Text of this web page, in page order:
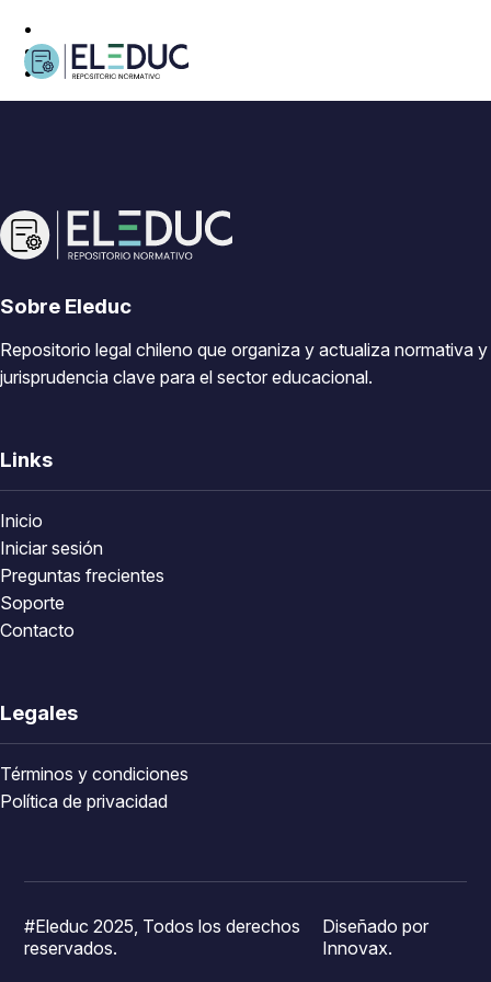
Sobre Eleduc
Repositorio legal chileno que organiza y actualiza normativa y
jurisprudencia clave para el sector educacional.
Links
Inicio
Iniciar sesión
Preguntas frecientes
Soporte
Contacto
Legales
Términos y condiciones
Política de privacidad
#Eleduc 2025, Todos los derechos
reservados.
Diseñado por
Innovax.